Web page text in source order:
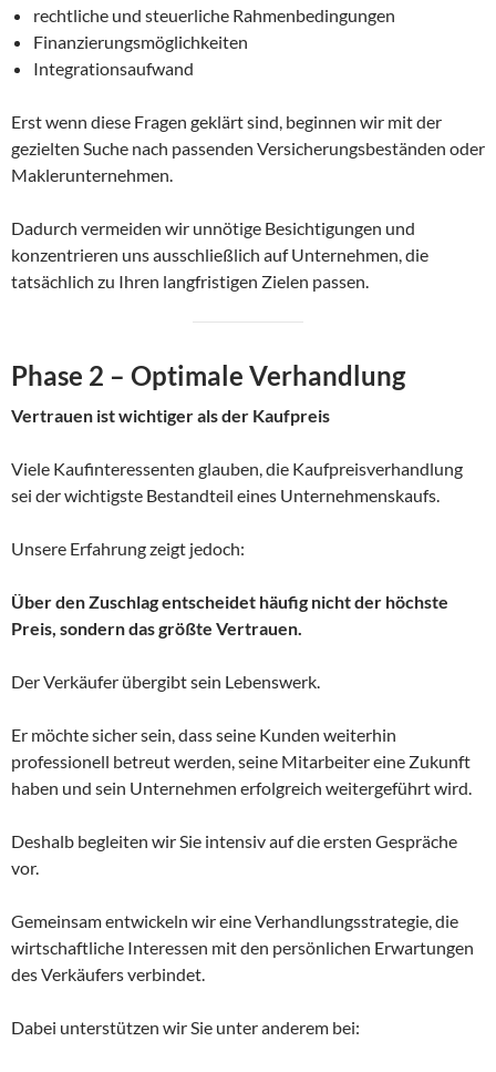
rechtliche und steuerliche Rahmenbedingungen
Finanzierungsmöglichkeiten
Integrationsaufwand
Erst wenn diese Fragen geklärt sind, beginnen wir mit der
gezielten Suche nach passenden Versicherungsbeständen oder
Maklerunternehmen.
Dadurch vermeiden wir unnötige Besichtigungen und
konzentrieren uns ausschließlich auf Unternehmen, die
tatsächlich zu Ihren langfristigen Zielen passen.
Phase 2 – Optimale Verhandlung
Vertrauen ist wichtiger als der Kaufpreis
Viele Kaufinteressenten glauben, die Kaufpreisverhandlung
sei der wichtigste Bestandteil eines Unternehmenskaufs.
Unsere Erfahrung zeigt jedoch:
Über den Zuschlag entscheidet häufig nicht der höchste
Preis, sondern das größte Vertrauen.
Der Verkäufer übergibt sein Lebenswerk.
Er möchte sicher sein, dass seine Kunden weiterhin
professionell betreut werden, seine Mitarbeiter eine Zukunft
haben und sein Unternehmen erfolgreich weitergeführt wird.
Deshalb begleiten wir Sie intensiv auf die ersten Gespräche
vor.
Gemeinsam entwickeln wir eine Verhandlungsstrategie, die
wirtschaftliche Interessen mit den persönlichen Erwartungen
des Verkäufers verbindet.
Dabei unterstützen wir Sie unter anderem bei: